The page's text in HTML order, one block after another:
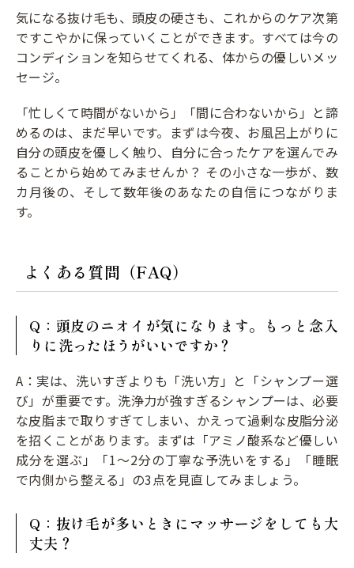
気になる抜け毛も、頭皮の硬さも、これからのケア次第
ですこやかに保っていくことができます。すべては今の
コンディションを知らせてくれる、体からの優しいメッ
セージ。
「忙しくて時間がないから」「間に合わないから」と諦
めるのは、まだ早いです。まずは今夜、お風呂上がりに
自分の頭皮を優しく触り、自分に合ったケアを選んでみ
ることから始めてみませんか？ その小さな一歩が、数
カ月後の、そして数年後のあなたの自信につながりま
す。
よくある質問（FAQ）
Q：頭皮のニオイが気になります。もっと念入
りに洗ったほうがいいですか？
A：実は、洗いすぎよりも「洗い方」と「シャンプー選
び」が重要です。洗浄力が強すぎるシャンプーは、必要
な皮脂まで取りすぎてしまい、かえって過剰な皮脂分泌
を招くことがあります。まずは「アミノ酸系など優しい
成分を選ぶ」「1〜2分の丁寧な予洗いをする」「睡眠
で内側から整える」の3点を見直してみましょう。
Q：抜け毛が多いときにマッサージをしても大
丈夫？